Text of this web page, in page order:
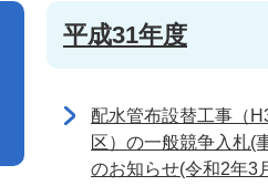
平成31年度
配水管布設替工事（
区）の一般競争入札(
のお知らせ(令和2年3